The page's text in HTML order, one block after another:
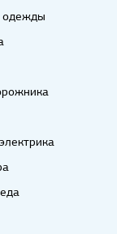
одежды